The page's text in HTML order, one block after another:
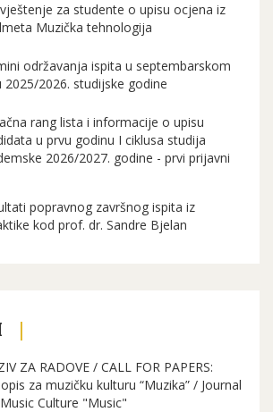
za studente o upisu ocjena iz
Muzička tehnologija
održavanja ispita u septembarskom
2025/2026. studijske godine
rang lista i informacije o upisu
u prvu godinu I ciklusa studija
2026/2027. godine - prvi prijavni
popravnog završnog ispita iz
kod prof. dr. Sandre Bjelan
ZA RADOVE / CALL FOR PAPERS:
za muzičku kulturu “Muzika” / Journal
Culture "Music"